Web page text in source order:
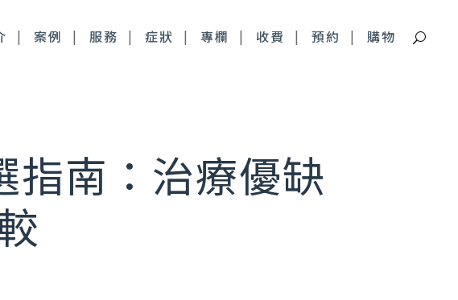
案例 服務
療級果酸
療級清痘
深層痘疤 皮下剝離
症狀 專欄 收費 預約 購物
指南：治療優缺